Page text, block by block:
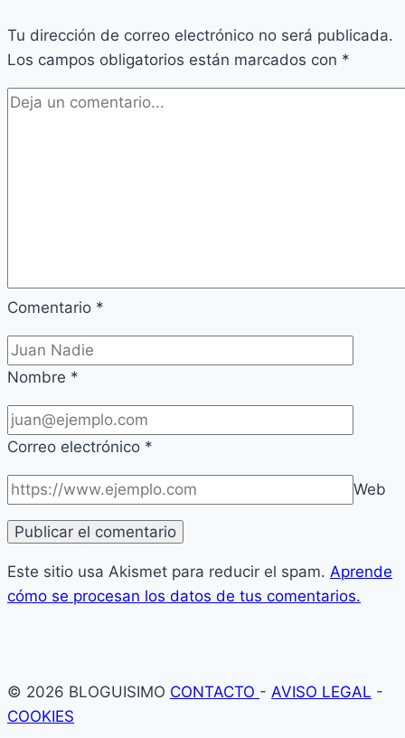
Tu dirección de correo electrónico no será publicada.
Los campos obligatorios están marcados con *
Comentario *
Nombre *
Correo electrónico *
Web
Este sitio usa Akismet para reducir el spam. Aprende
cómo se procesan los datos de tus comentarios.
© 2026 BLOGUISIMO CONTACTO - AVISO LEGAL -
COOKIES